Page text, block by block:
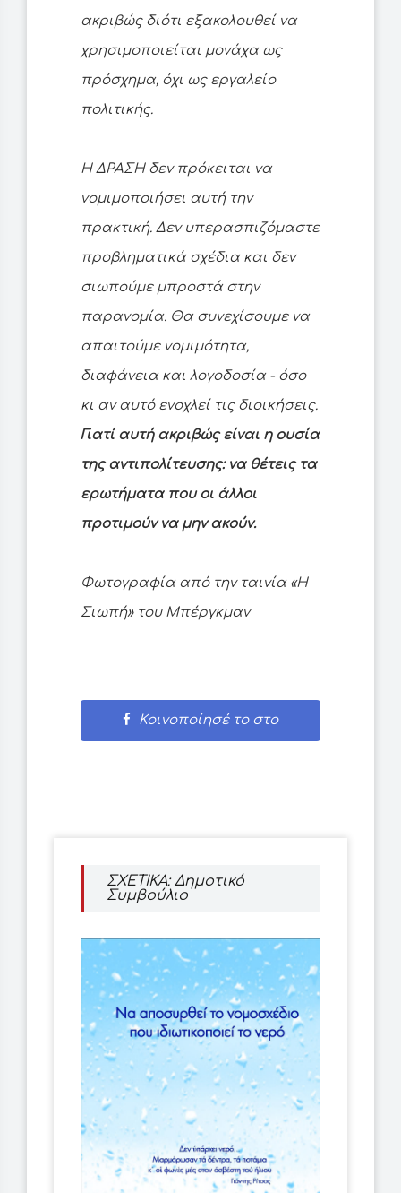
ακριβώς διότι εξακολουθεί να
χρησιμοποιείται μονάχα ως
πρόσχημα, όχι ως εργαλείο
πολιτικής.
Η ΔΡΑΣΗ δεν πρόκειται να
νομιμοποιήσει αυτή την
πρακτική. Δεν υπερασπιζόμαστε
προβληματικά σχέδια και δεν
σιωπούμε μπροστά στην
παρανομία. Θα συνεχίσουμε να
απαιτούμε νομιμότητα,
διαφάνεια και λογοδοσία - όσο
κι αν αυτό ενοχλεί τις διοικήσεις.
Γιατί αυτή ακριβώς είναι η ουσία
της αντιπολίτευσης: να θέτεις τα
ερωτήματα που οι άλλοι
προτιμούν να μην ακούν.
Φωτογραφία από την ταινία «Η
Σιωπή» του Μπέργκμαν
Κοινοποίησέ το στο
ΣΧΕΤΙΚΑ: Δημοτικό
Συμβούλιο